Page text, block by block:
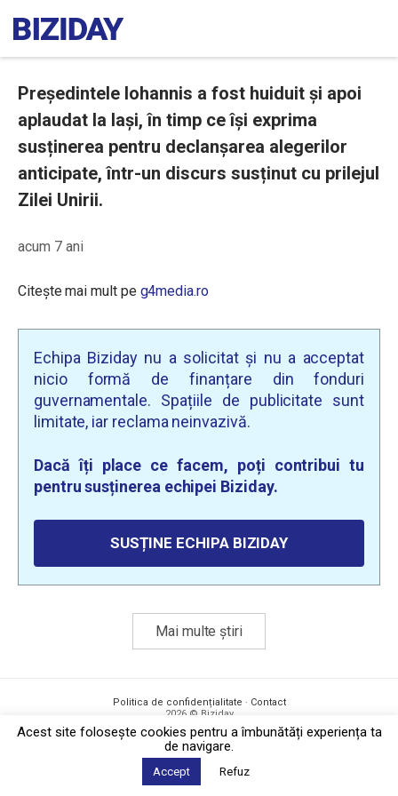
Președintele Iohannis a fost huiduit și apoi
aplaudat la Iași, în timp ce își exprima
susținerea pentru declanșarea alegerilor
anticipate, într-un discurs susținut cu prilejul
Zilei Unirii.
acum 7 ani
Citește mai mult pe g4media.ro
Echipa Biziday nu a solicitat și nu a acceptat
nicio formă de finanțare din fonduri
guvernamentale. Spațiile de publicitate sunt
limitate, iar reclama neinvazivă.
Dacă îți place ce facem, poți contribui tu
pentru susținerea echipei Biziday.
SUSȚINE ECHIPA BIZIDAY
Mai multe știri
Politica de confidențialitate · Contact
2026 © Biziday
Acest site foloseşte cookies pentru a îmbunătăți experiența ta
de navigare.
Accept Refuz